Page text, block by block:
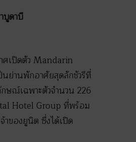
บูดาบี
เปิดตัว Mandarin
ย่านพักอาศัยสุดลักชัวรีที่
ษณ์เฉพาะตัวจำนวน 226
Hotel Group ที่พร้อม
ของยูนิต ซึ่งได้เปิด